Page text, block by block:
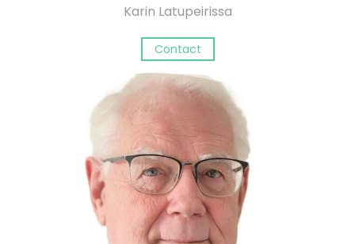
Karin Latupeirissa
Contact